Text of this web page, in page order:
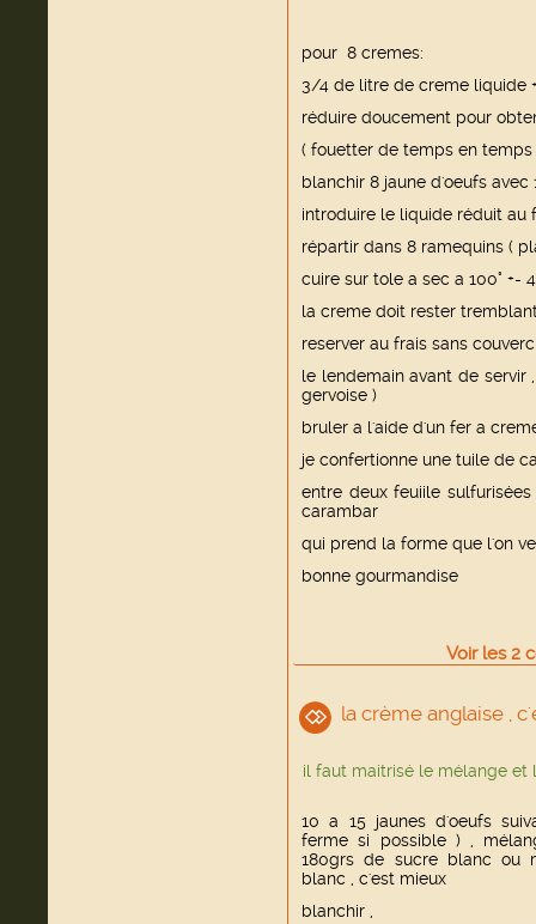
pour 8 cremes:
3/4 de litre de creme liquide
réduire doucement pour
( fouetter de temps en
blanchir 8 jaune d'oeufs
introduire le liquide réduit au
répartir dans 8 ramequins (
cuire sur tole a sec a 100° +-
la creme doit rester
reserver au frais sans
le lendemain avant de servir
gervoise )
bruler a l'aide d'un fer a
je confertionne une tuile de
entre deux feuiile
carambar
qui prend la forme que l'on
bonne gourmandise
Voir les2
la crème anglaise ,
il faut maitrisé le mélange et
10 a 15 jaunes d'oeufs
ferme si possible ) ,
180grs de sucre blanc ou
blanc , c'est mieux
blanchir ,